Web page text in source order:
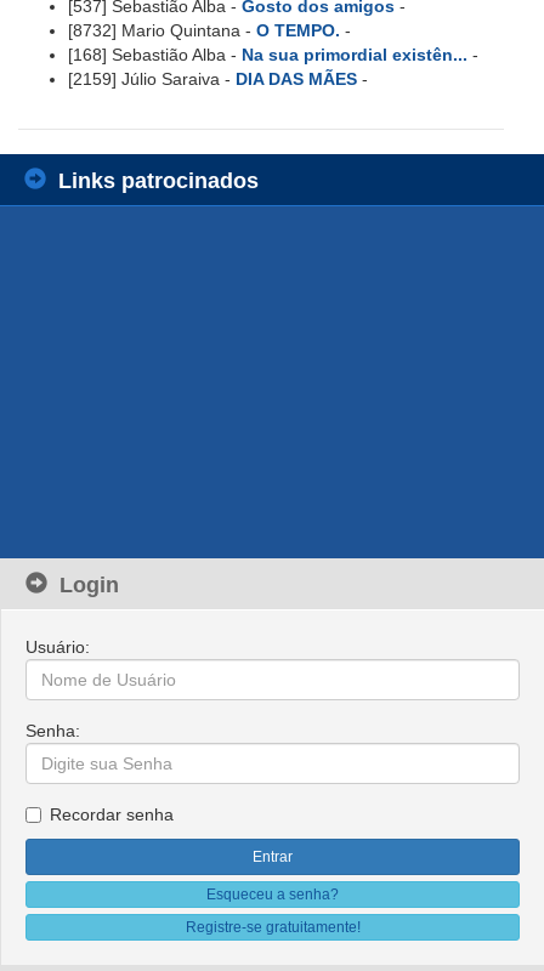
[537] Sebastião Alba - Gosto dos amigos -
[8732] Mario Quintana - O TEMPO. -
[168] Sebastião Alba - Na sua primordial existên... -
[2159] Júlio Saraiva - DIA DAS MÃES -
Links patrocinados
Login
Usuário:
Senha:
Recordar senha
Esqueceu a senha?
Registre-se gratuitamente!